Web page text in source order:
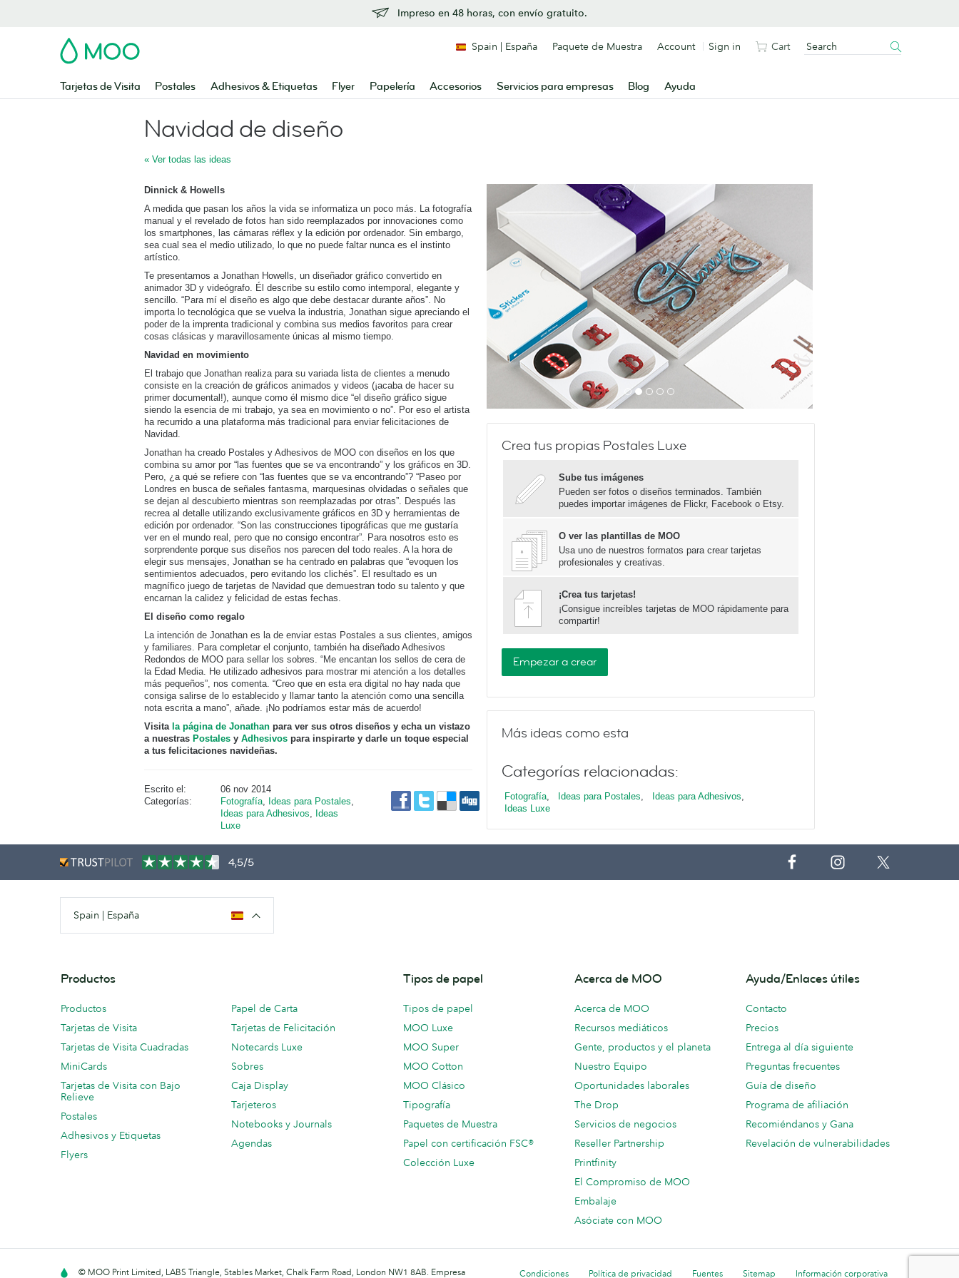
Impreso en 48 horas, con envío gratuito.
MOO
Tarjetas de Visita Postales Adhesivos & Etiquetas Flyer Papelería Accesorios Servicios para empresas Blog Ayuda
Spain | España Paquete de Muestra Account Sign in Cart
Navidad de diseño
« Ver todas las ideas
Dinnick & Howells
A medida que pasan los años la vida se informatiza un poco más. La fotografía
manual y el revelado de fotos han sido reemplazados por innovaciones como
los smartphones, las cámaras réflex y la edición por ordenador. Sin embargo,
sea cual sea el medio utilizado, lo que no puede faltar nunca es el instinto
artístico.
Te presentamos a Jonathan Howells, un diseñador gráfico convertido en
animador 3D y videógrafo. Él describe su estilo como intemporal, elegante y
sencillo. “Para mí el diseño es algo que debe destacar durante años”. No
importa lo tecnológica que se vuelva la industria, Jonathan sigue apreciando el
poder de la imprenta tradicional y combina sus medios favoritos para crear
cosas clásicas y maravillosamente únicas al mismo tiempo.
Navidad en movimiento
El trabajo que Jonathan realiza para su variada lista de clientes a menudo
consiste en la creación de gráficos animados y videos (¡acaba de hacer su
primer documental!), aunque como él mismo dice “el diseño gráfico sigue
siendo la esencia de mi trabajo, ya sea en movimiento o no”. Por eso el artista
ha recurrido a una plataforma más tradicional para enviar felicitaciones de
Navidad.
Jonathan ha creado Postales y Adhesivos de MOO con diseños en los que
combina su amor por “las fuentes que se va encontrando” y los gráficos en 3D.
Pero, ¿a qué se refiere con “las fuentes que se va encontrando”? “Paseo por
Londres en busca de señales fantasma, marquesinas olvidadas o señales que
se dejan al descubierto mientras son reemplazadas por otras”. Después las
recrea al detalle utilizando exclusivamente gráficos en 3D y herramientas de
edición por ordenador. “Son las construcciones tipográficas que me gustaría
ver en el mundo real, pero que no consigo encontrar”. Para nosotros esto es
sorprendente porque sus diseños nos parecen del todo reales. A la hora de
elegir sus mensajes, Jonathan se ha centrado en palabras que “evoquen los
sentimientos adecuados, pero evitando los clichés”. El resultado es un
magnífico juego de tarjetas de Navidad que demuestran todo su talento y que
encarnan la calidez y felicidad de estas fechas.
El diseño como regalo
La intención de Jonathan es la de enviar estas Postales a sus clientes, amigos
y familiares. Para completar el conjunto, también ha diseñado Adhesivos
Redondos de MOO para sellar los sobres. “Me encantan los sellos de cera de
la Edad Media. He utilizado adhesivos para mostrar mi atención a los detalles
más pequeños”, nos comenta. “Creo que en esta era digital no hay nada que
consiga salirse de lo establecido y llamar tanto la atención como una sencilla
nota escrita a mano”, añade. ¡No podríamos estar más de acuerdo!
Visita la página de Jonathan para ver sus otros diseños y echa un vistazo
a nuestras Postales y Adhesivos para inspirarte y darle un toque especial
a tus felicitaciones navideñas.
Escrito el:
06 nov 2014
Categorías:
Fotografía, Ideas para Postales,
Ideas para Adhesivos, Ideas
Luxe
Crea tus propias Postales Luxe
Sube tus imágenes
Pueden ser fotos o diseños terminados. También
puedes importar imágenes de Flickr, Facebook o Etsy.
O ver las plantillas de MOO
Usa uno de nuestros formatos para crear tarjetas
profesionales y creativas.
¡Crea tus tarjetas!
¡Consigue increíbles tarjetas de MOO rápidamente para
compartir!
Empezar a crear
Más ideas como esta
Categorías relacionadas:
Fotografía, Ideas para Postales, Ideas para Adhesivos,
Ideas Luxe
4,5/5
Spain | España
Productos
Productos
Tarjetas de Visita
Tarjetas de Visita Cuadradas
MiniCards
Tarjetas de Visita con Bajo
Relieve
Postales
Adhesivos y Etiquetas
Flyers
Papel de Carta
Tarjetas de Felicitación
Notecards Luxe
Sobres
Caja Display
Tarjeteros
Notebooks y Journals
Agendas
Tipos de papel
Tipos de papel
MOO Luxe
MOO Super
MOO Cotton
MOO Clásico
Tipografía
Paquetes de Muestra
Papel con certificación FSC®
Colección Luxe
Acerca de MOO
Acerca de MOO
Recursos mediáticos
Gente, productos y el planeta
Nuestro Equipo
Oportunidades laborales
The Drop
Servicios de negocios
Reseller Partnership
Printfinity
El Compromiso de MOO
Embalaje
Asóciate con MOO
Ayuda/Enlaces útiles
Contacto
Precios
Entrega al día siguiente
Preguntas frecuentes
Guía de diseño
Programa de afiliación
Recomiéndanos y Gana
Revelación de vulnerabilidades
Condiciones Política de privacidad Fuentes Sitemap Información corporativa
© MOO Print Limited, LABS Triangle, Stables Market, Chalk Farm Road, London NW1 8AB. Empresa